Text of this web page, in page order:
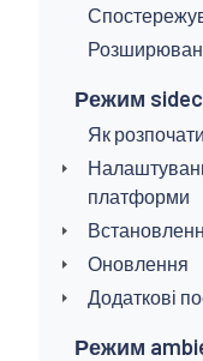
Режим
Як розпочати
платформи
Оновлення
Додаткові
Режим